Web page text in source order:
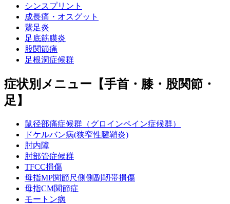
シンスプリント
成長痛・オスグット
鵞足炎
足底筋膜炎
股関節痛
足根洞症候群
症状別メニュー【手首・膝・股関節・
足】
鼠径部痛症候群（グロインペイン症候群）
ドケルバン病(狭窄性腱鞘炎)
肘内障
肘部管症候群
TFCC損傷
母指MP関節尺側側副靭帯損傷
母指CM関節症
モートン病